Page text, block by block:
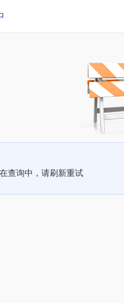
查询中，请刷新重试